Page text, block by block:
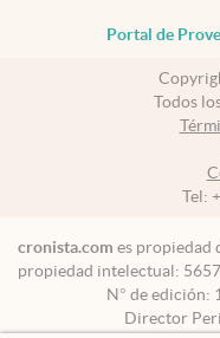
Portal de
Todos
Tel:
cronista.com es propiedad
propiedad intelectual:
N° de edición:
Director